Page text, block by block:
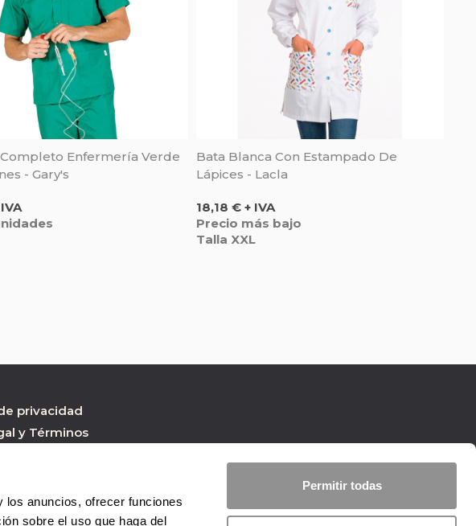
los anuncios, ofrecer funciones
sobre el uso que haga del
Permitir todas
Enfermería Verde
- Gary's
Bata Blanca Con Estampado De
Lápices - Lacla
Precio
18,18 € + IVA
Precio más bajo
Talla XXL
privacidad
y Términos
de